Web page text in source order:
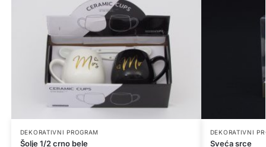
DEKORATIVNI PROGRAM
Šolje 1/2 crno bele
DEKORATIVNI
Sveća srce